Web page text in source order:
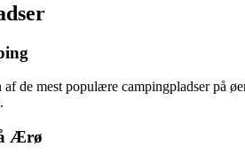
de mest populære campingpladser på
Ærø